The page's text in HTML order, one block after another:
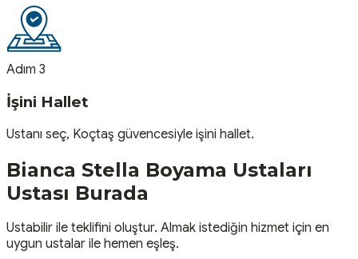
Adım 3
İşini Hallet
Ustanı seç, Koçtaş güvencesiyle işini hallet.
Bianca Stella Boyama Ustaları
Ustası Burada
Ustabilir ile teklifini oluştur. Almak istediğin hizmet için en
uygun ustalar ile hemen eşleş.